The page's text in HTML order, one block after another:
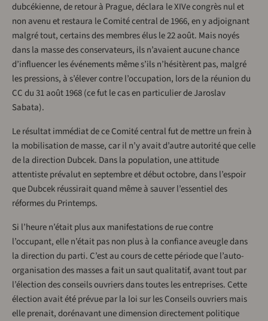
dubcékienne, de retour à Prague, déclara le XIVe congrès nul et
non avenu et restaura le Comité central de 1966, en y adjoignant
malgré tout, certains des membres élus le 22 août. Mais noyés
dans la masse des conservateurs, ils n’avaient aucune chance
d’influencer les événements même s’ils n’hésitèrent pas, malgré
les pressions, à s’élever contre l’occupation, lors de la réunion du
CC du 31 août 1968 (ce fut le cas en particulier de Jaroslav
Sabata).
Le résultat immédiat de ce Comité central fut de mettre un frein à
la mobilisation de masse, car il n’y avait d’autre autorité que celle
de la direction Dubcek. Dans la population, une attitude
attentiste prévalut en septembre et début octobre, dans l’espoir
que Dubcek réussirait quand même à sauver l’essentiel des
réformes du Printemps.
Si l’heure n’était plus aux manifestations de rue contre
l’occupant, elle n’était pas non plus à la confiance aveugle dans
la direction du parti. C’est au cours de cette période que l’auto-
organisation des masses a fait un saut qualitatif, avant tout par
l’élection des conseils ouvriers dans toutes les entreprises. Cette
élection avait été prévue par la loi sur les Conseils ouvriers mais
elle prenait, dorénavant une dimension directement politique